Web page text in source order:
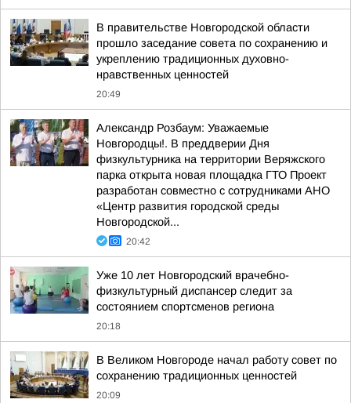
В правительстве Новгородской области
прошло заседание совета по сохранению и
укреплению традиционных духовно-
нравственных ценностей
20:49
Александр Розбаум: Уважаемые
Новгородцы!. В преддверии Дня
физкультурника на территории Веряжского
парка открыта новая площадка ГТО Проект
разработан совместно с сотрудниками АНО
«Центр развития городской среды
Новгородской...
20:42
Уже 10 лет Новгородский врачебно-
физкультурный диспансер следит за
состоянием спортсменов региона
20:18
В Великом Новгороде начал работу совет по
сохранению традиционных ценностей
20:09